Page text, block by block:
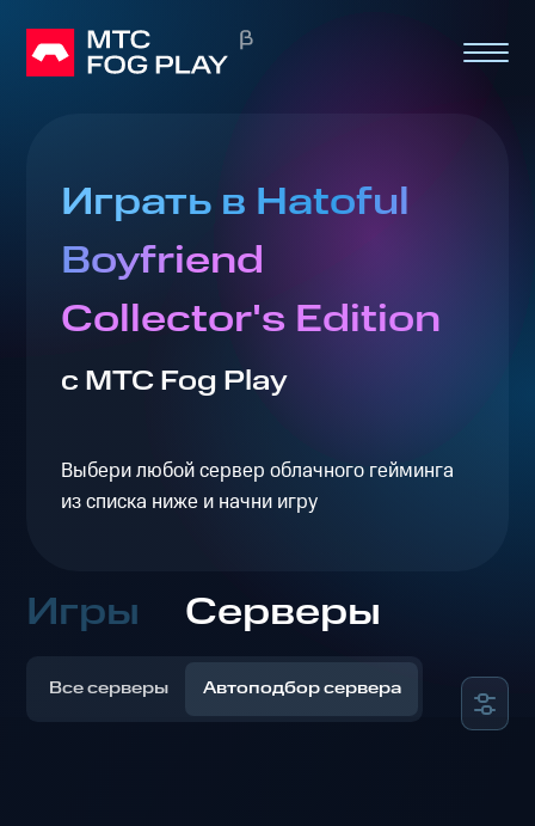
Играть в Hatoful
Boyfriend
Collector's Edition
с МТС Fog Play
Выбери любой сервер облачного гейминга
из списка ниже и начни игру
Игры Серверы
Все серверы Автоподбор сервера